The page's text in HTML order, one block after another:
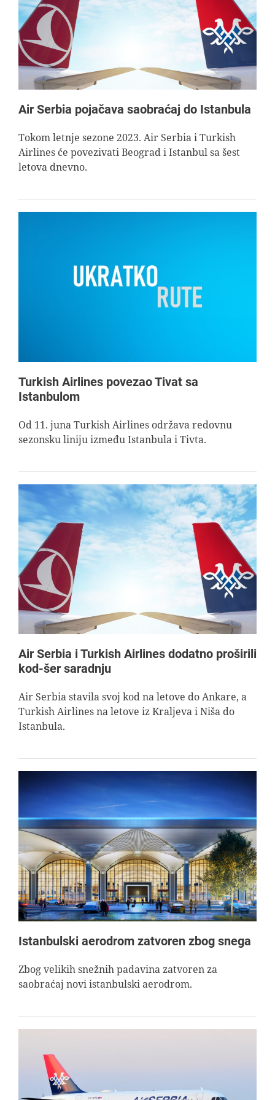
AVIOPEDIA
SPECIJAL
FOTO PRIČA
TEMA
AGENT
Air Serbia pojačava saobraćaj do Istanbula
Tokom letnje sezone 2023. Air Serbia i Turkish
Airlines će povezivati Beograd i Istanbul sa šest
letova dnevno.
Turkish Airlines povezao Tivat sa
Istanbulom
Od 11. juna Turkish Airlines održava redovnu
sezonsku liniju između Istanbula i Tivta.
Air Serbia i Turkish Airlines dodatno proširili
kod-šer saradnju
Air Serbia stavila svoj kod na letove do Ankare, a
Turkish Airlines na letove iz Kraljeva i Niša do
Istanbula.
Istanbulski aerodrom zatvoren zbog snega
Zbog velikih snežnih padavina zatvoren za
saobraćaj novi istanbulski aerodrom.